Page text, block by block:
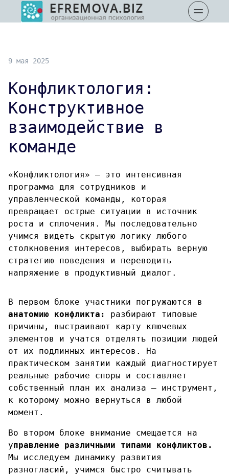
9 мая 2025
Конфликтология:
Конструктивное
взаимодействие в
команде
«Конфликтология» — это интенсивная
программа для сотрудников и
управленческой команды, которая
превращает острые ситуации в источник
роста и сплочения. Мы последовательно
учимся видеть скрытую логику любого
столкновения интересов, выбирать верную
стратегию поведения и переводить
напряжение в продуктивный диалог.
В первом блоке участники погружаются в
анатомию конфликта: разбирают типовые
причины, выстраивают карту ключевых
элементов и учатся отделять позиции людей
от их подлинных интересов. На
практическом занятии каждый диагностирует
реальные рабочие споры и составляет
собственный план их анализа — инструмент,
к которому можно вернуться в любой
момент.
Во втором блоке внимание смещается на
управление различными типами конфликтов.
Мы исследуем динамику развития
разногласий, учимся быстро считывать